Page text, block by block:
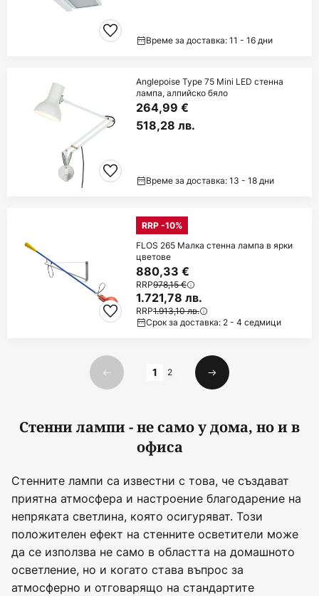
Време за доставка: 11 - 16 дни
Anglepoise Type 75 Mini LED стенна
лампа, алпийско бяло
264,99 €
518,28 лв.
Време за доставка: 13 - 18 дни
RRP -10%
FLOS 265 Малка стенна лампа в ярки
цветове
880,33 €
RRP978,15 €
1.721,78 лв.
RRP1.913,10 лв.
Срок за доставка: 2 - 4 седмици
Предишна
1 2
Следваща
Стенни лампи - не само у дома, но и в
офиса
Стенните лампи са известни с това, че създават
приятна атмосфера и настроение благодарение на
непряката светлина, която осигуряват. Този
положителен ефект на стенните осветители може
да се използва не само в областта на домашното
осветление, но и когато става въпрос за
атмосферно и отговарящо на стандартите